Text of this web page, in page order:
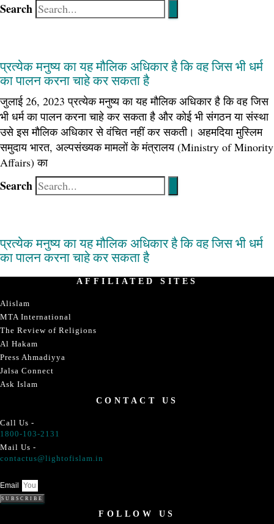
Search
प्रत्येक मनुष्य का यह मौलिक अधिकार है कि वह जिस भी धर्म
का पालन करना चाहे कर सकता है
जुलाई 26, 2023 प्रत्येक मनुष्य का यह मौलिक अधिकार है कि वह जिस
भी धर्म का पालन करना चाहे कर सकता है और कोई भी संगठन या संस्था
उसे इस मौलिक अधिकार से वंचित नहीं कर सकती। अहमदिया मुस्लिम
समुदाय भारत, अल्पसंख्यक मामलों के मंत्रालय (Ministry of Minority
Affairs) का
Search
प्रत्येक मनुष्य का यह मौलिक अधिकार है कि वह जिस भी धर्म
का पालन करना चाहे कर सकता है
AFFILIATED SITES
Alislam
MTA International
The Review of Religions
Al Hakam
Press Ahmadiyya
Jalsa Connect
Ask Islam
CONTACT US
Call Us -
1800-103-2131
Mail Us -
contactus@lightofislam.in
Email
SUBSCRIBE
FOLLOW US